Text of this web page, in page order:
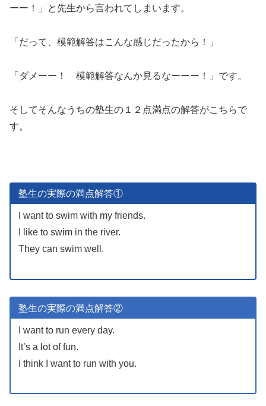
ーー！」と先生から言われてしまいます。
「だって、模範解答はこんな感じだったから！」
「ダメーー！ 模範解答なんか見るなーーー！」です。
そしてそんなうちの塾生の１２点満点の解答がこちらで
す。
塾生の実際の満点解答①
I want to swim with my friends.
I like to swim in the river.
They can swim well.
塾生の実際の満点解答②
I want to run every day.
It’s a lot of fun.
I think I want to run with you.